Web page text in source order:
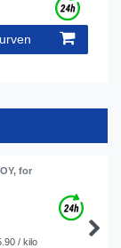
for
/ kilo